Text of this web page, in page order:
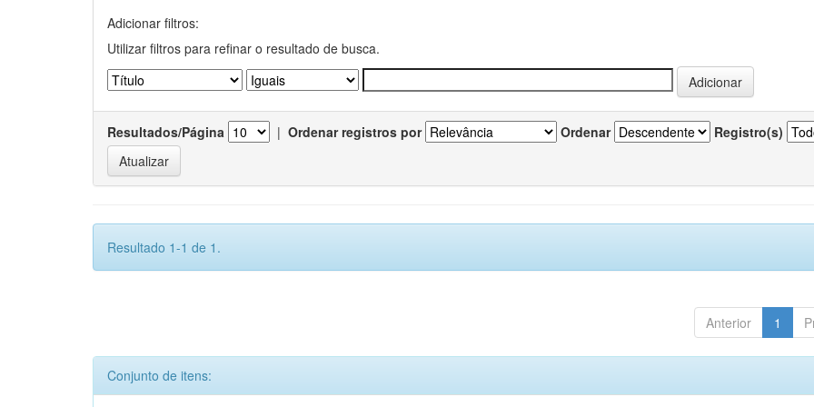
Adicionar filtros:
Utilizar filtros para refinar o resultado de busca.
Resultados/Página | Ordenar registros por Ordenar Registro(s)
Resultado 1-1 de 1.
Anterior 1
Conjunto de itens: